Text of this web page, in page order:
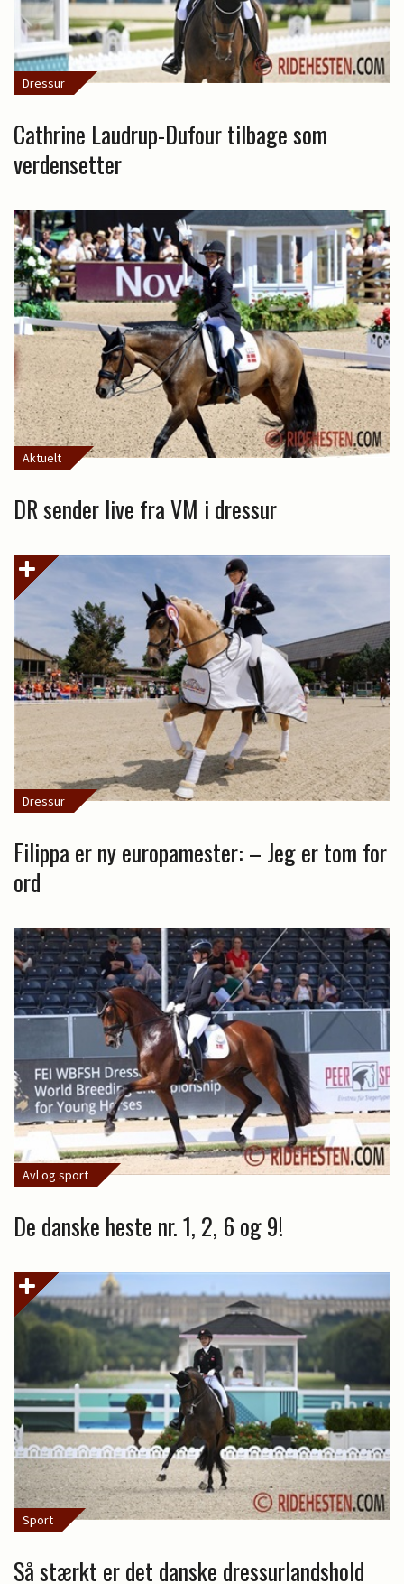
Dressur
Cathrine Laudrup-Dufour tilbage som
verdensetter
Aktuelt
DR sender live fra VM i dressur
Dressur
Filippa er ny europamester: – Jeg er tom for
ord
Avl og sport
De danske heste nr. 1, 2, 6 og 9!
Sport
Så stærkt er det danske dressurlandshold